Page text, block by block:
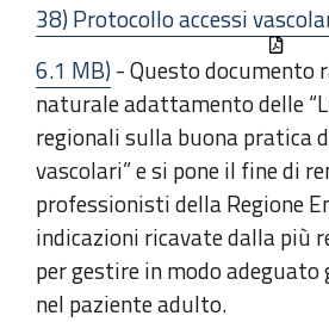
38) Protocollo accessi
6.1 MB)- Questo documento
naturale adattamento delle
regionali sulla buona pratica
vascolari” e si pone il fine di
professionisti della Regione
indicazioni ricavate dalla più
per gestire in modo adeguato
nel paziente adulto.